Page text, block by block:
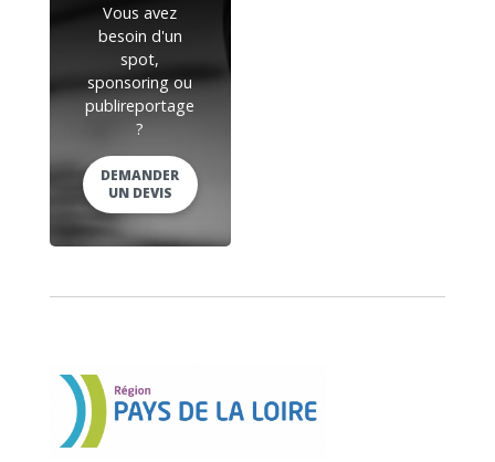
Vous avez
besoin d'un
spot,
sponsoring ou
publireportage
?
DEMANDER
UN DEVIS